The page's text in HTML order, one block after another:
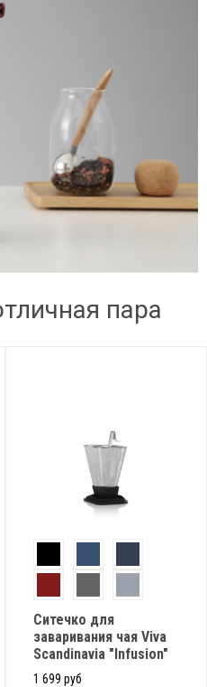
пара
Ситечко для
заваривания чая Viva
Scandinavia "Infusion"
1 699 руб